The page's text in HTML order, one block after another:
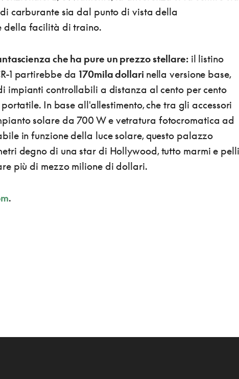
carburante sia dal punto di vista della
della facilità di traino.
che ha pure un prezzo stellare:il listino
1 partirebbe da170mila dollari nella versione base,
impianti controllabili a distanza al cento per cento
In base all'allestimento, che tra gli accessori
solare da 700 W e vetratura fotocromatica ad
in funzione della luce solare, questo palazzo
degno di una star di Hollywood, tutto marmi e pelli
più di mezzo milione di dollari.
.